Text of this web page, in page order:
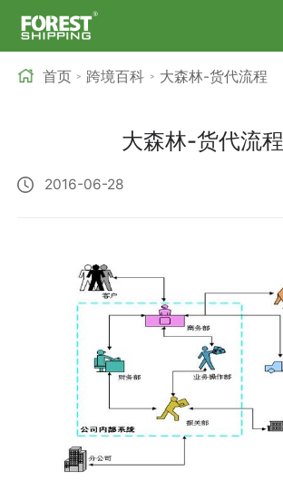
首页 > 跨境百科 > 大森林-货代流程
大森林-货代流程
2016-06-28